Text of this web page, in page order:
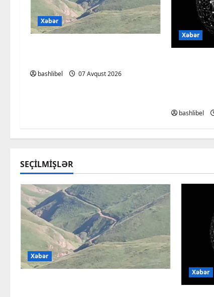
Xəbər
bashlibel 07 Avqust 2026
Xəbər
bashlibel
SEÇILMIŞLƏR
Xəbər
Xəbər